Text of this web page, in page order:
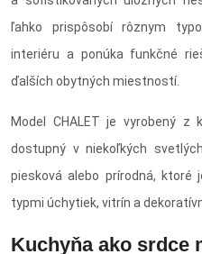
ľahko prispôsobí rôznym
interiéru a ponúka funkčné
ďalších obytných miestností.
Model CHALET je vyrobený
dostupný v niekoľkých
piesková alebo prírodná,
typmi úchytiek, vitrín a
Kuchyňa ako srdce